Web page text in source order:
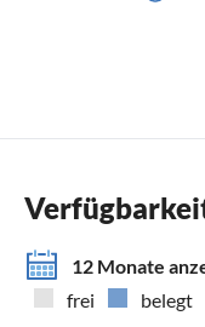
Wir bearbeiten jede
Sollten Sie keine
informieren Sie zu
uns dafür Ihre
12 Monate
frei
belegt